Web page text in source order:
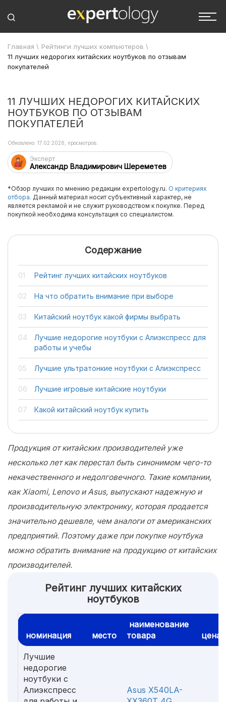
Главная \ Рейтинги лучших компьютеров \
11 лучших недорогих китайских ноутбуков по отзывам
покупателей
11 ЛУЧШИХ НЕДОРОГИХ КИТАЙСКИХ
НОУТБУКОВ ПО ОТЗЫВАМ
ПОКУПАТЕЛЕЙ
Эксперт
Александр Владимирович Шереметев
Обновлено: 17.02.2026, просмотров:
*Обзор лучших по мнению редакции expertology.ru. О критериях
отбора. Данный материал носит субъективный характер, не
является рекламой и не служит руководством к покупке. Перед
покупкой необходима консультация со специалистом.
Содержание
Рейтинг лучших китайских ноутбуков
На что обратить внимание при выборе
Китайский ноутбук какой фирмы выбрать
Лучшие недорогие ноутбуки с Алиэкспресс для
работы и учебы
Лучшие ультратонкие ноутбуки с Алиэкспресс
Лучшие игровые китайские ноутбуки
Какой китайский ноутбук купить
Продукция от китайских производителей уже
несколько лет как перестал быть синонимом чего-то
некачественного и недолговечного. Такие компании,
как Xiaomi, Lenovo и Asus, выпускают надежную и
производительную электронику, которая продается
значительно дешевле, чем аналоги от американских
предприятий. Поэтому даже при покупке ноутбука
можно обратить внимание на продукцию от китайских
производителей.
Рейтинг лучших китайских
ноутбуков
номинация место
наименование
товара
цена
Лучшие
недорогие
ноутбуки с
Алиэкспресс
Asus X540LA-